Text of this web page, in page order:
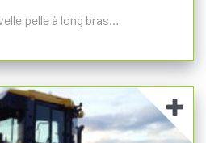
pelle à long bras…